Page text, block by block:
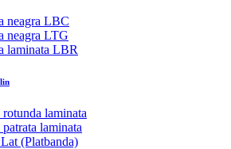
neagra LBC
neagra LTG
laminata LBR
rotunda laminata
laminata
(Platbanda)